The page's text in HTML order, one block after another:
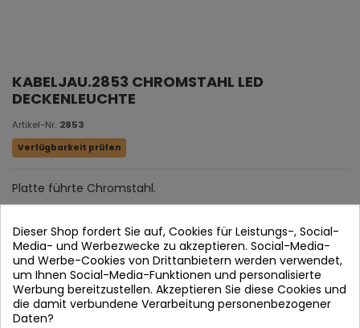
KABELJAU.2853 CHROMSTAHL LED
DECKENLEUCHTE
Artikel-Nr. 2853
Verfügbarkeit prüfen
Platte führte Chromstahl.
Dieser Shop fordert Sie auf, Cookies für Leistungs-, Social-
Media- und Werbezwecke zu akzeptieren. Social-Media-
und Werbe-Cookies von Drittanbietern werden verwendet,
um Ihnen Social-Media-Funktionen und personalisierte
Werbung bereitzustellen. Akzeptieren Sie diese Cookies und
die damit verbundene Verarbeitung personenbezogener
Daten?